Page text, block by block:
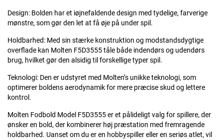
Design: Bolden har et iøjnefaldende design med tydelige, farverige
mønstre, som gør den let at få øje på under spil.
Holdbarhed: Med sin stærke konstruktion og modstandsdygtige
overflade kan Molten F5D3555 tåle både indendørs og udendørs
brug, hvilket gør den alsidig til forskellige typer spil.
Teknologi: Den er udstyret med Molten’s unikke teknologi, som
optimerer boldens aerodynamik for mere præcise skud og lettere
kontrol.
Molten Fodbold Model F5D3555 er et pålideligt valg for spillere, der
ønsker en bold, der kombinerer høj præstation med fremragende
holdbarhed. Uanset om du er en hobbyspiller eller en seriøs atlet, vil